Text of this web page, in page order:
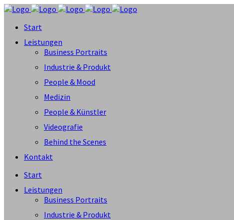
Start
Leistungen
Business Portraits
Industrie & Produkt
People & Mood
Medizin
People & Künstler
Videografie
Behind the Scenes
Kontakt
Start
Leistungen
Business Portraits
Industrie & Produkt